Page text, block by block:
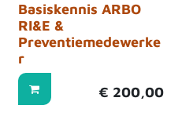
Basiskennis ARBO
RI&E &
Preventiemedewerke
r
€ 200,00